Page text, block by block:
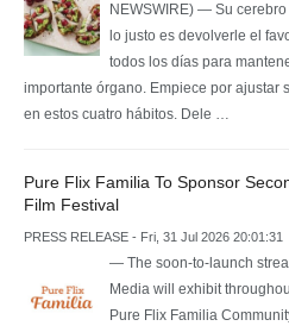
NEWSWIRE) — Su
lo justo es devolverle el
todos los días para
importante órgano. Empiece por ajustar
en estos cuatro hábitos. Dele …
Pure Flix Familia To Sponsor
Film Festival
PRESS RELEASE - Fri, 31 Jul 2026 20:01:31
— The soon-to-launch
Media will exhibit
Pure Flix Familia